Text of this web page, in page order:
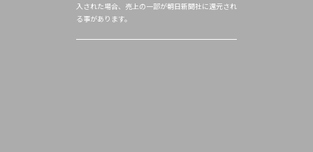
入された場合、売上の一部が朝日新聞社に還元され
る事があります。